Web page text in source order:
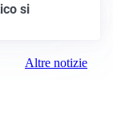
si
Altre notizie